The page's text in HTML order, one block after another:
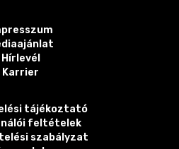
Hírlevél
Karrier
tájékoztató
feltételek
szabályzat